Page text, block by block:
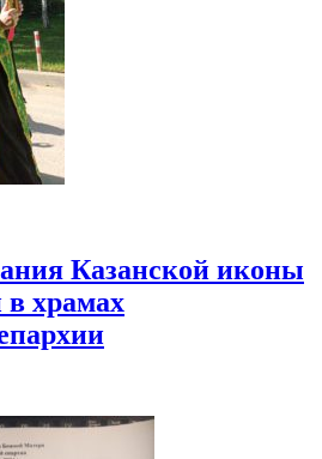
Казанской иконы
храмах